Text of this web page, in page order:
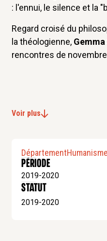
: l'ennui, le silence et la
Regard croisé du
la théologienne,
rencontres de
Voir plus
Département
Période
2019-2020
statut
2019-2020